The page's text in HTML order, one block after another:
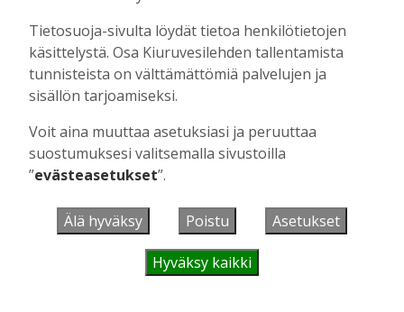
käynnissä – Pihalla kaivuutöitä jarruttaa
kallio
Tilaajille
Hanna Soini
UUSIMMAT
MIELIPIDE 6.8. 16:09
annetaan rapistua?
Tietosuoja-sivulta löydät tietoa henkilötietojen
käsittelystä. Osa Kiuruvesilehden tallentamista
tunnisteista on välttämättömiä palvelujen ja
sisällön tarjoamiseksi.
Voit aina muuttaa asetuksiasi ja peruuttaa
suostumuksesi valitsemalla sivustoilla
”evästeasetukset”.
Älä hyväksy Poistu Asetukset
Hyväksy kaikki